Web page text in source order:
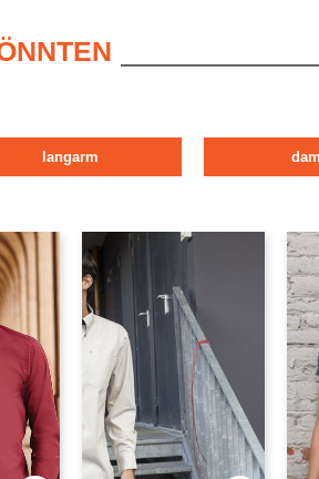
langarm